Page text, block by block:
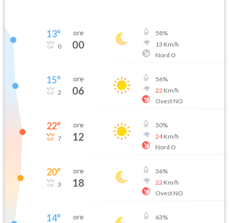
13°
0
ore
00
58%
13 Km/h
Nord O
15°
2
ore
06
56%
22 Km/h
Ovest NO
22°
7
ore
12
30%
24Km/h
Nord O
20°
3
ore
18
36%
22 Km/h
Ovest NO
14° ore 63%